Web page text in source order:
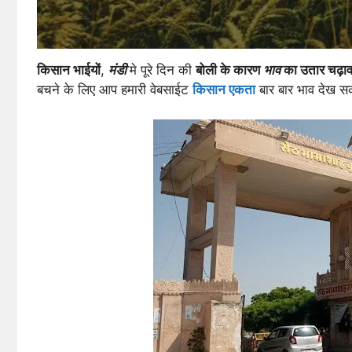
किसान भाईयों, मंडीमे पूरे दिन कीबोली के कारण भावका उतार
बचने के लिए आप हमारी वेबसाईटकिसान एकताबार बार भाव देख